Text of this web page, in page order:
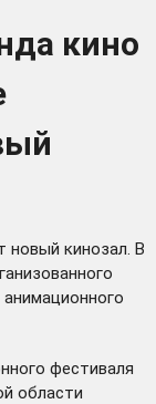
кино
новый кинозал. В
фестиваля
области